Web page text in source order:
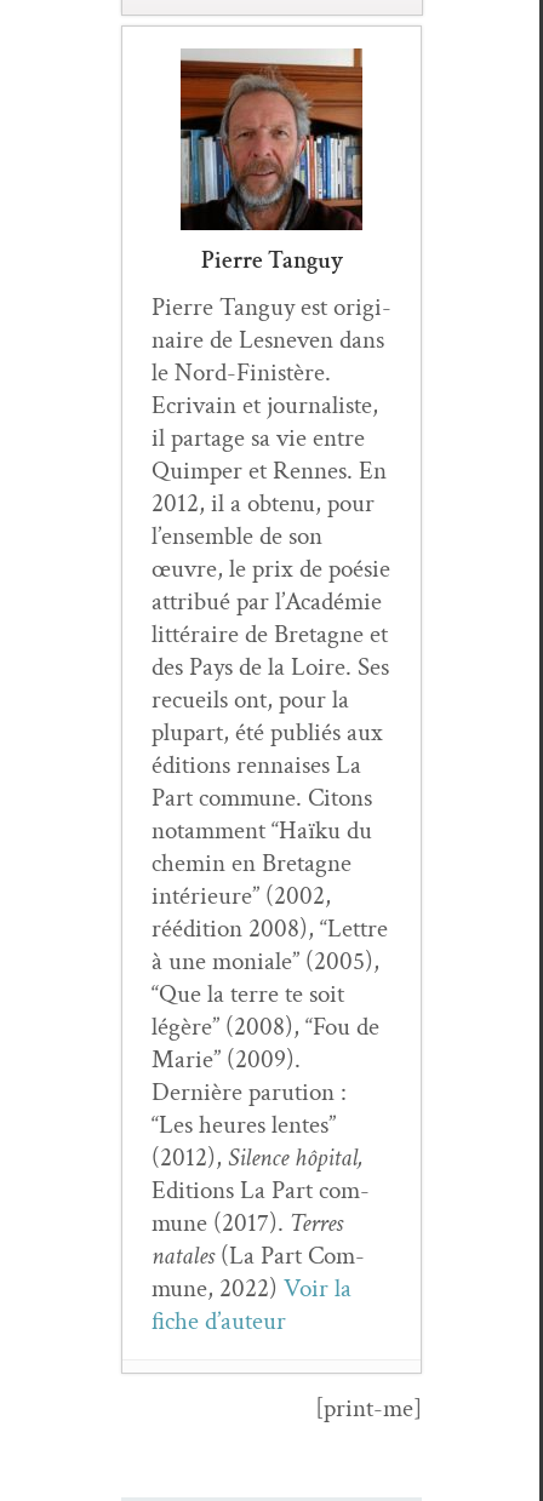
Pierre Tanguy
Pierre Tan­guy est orig­i­
naire de Lesn­even dans
le Nord-Fin­istère.
Ecrivain et jour­nal­iste,
il partage sa vie entre
Quim­per et Rennes. En
2012, il a obtenu, pour
l’ensemble de son
œuvre, le prix de poésie
attribué par l’Académie
lit­téraire de Bre­tagne et
des Pays de la Loire. Ses
recueils ont, pour la
plu­part, été pub­liés aux
édi­tions ren­nais­es La
Part com­mune. Citons
notam­ment “Haïku du
chemin en Bre­tagne
intérieure” (2002,
réédi­tion 2008), “Let­tre
à une moni­ale” (2005),
“Que la terre te soit
légère” (2008), “Fou de
Marie” (2009).
Dernière paru­tion :
“Les heures lentes”
(2012), Silence hôpi­tal,
Edi­tions La Part com­
mune (2017). Ter­res
natales(La Part Com­
mune, 2022) Voir la
fiche d’auteur
Gérard Pfis­ter,
[print-me]